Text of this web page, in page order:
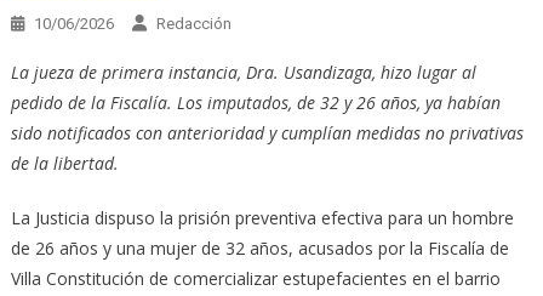
10/06/2026 Redacción
La jueza de primera instancia, Dra. Usandizaga, hizo lugar al
pedido de la Fiscalía. Los imputados, de 32 y 26 años, ya habían
sido notificados con anterioridad y cumplían medidas no privativas
de la libertad.
La Justicia dispuso la prisión preventiva efectiva para un hombre
de 26 años y una mujer de 32 años, acusados por la Fiscalía de
Villa Constitución de comercializar estupefacientes en el barrio